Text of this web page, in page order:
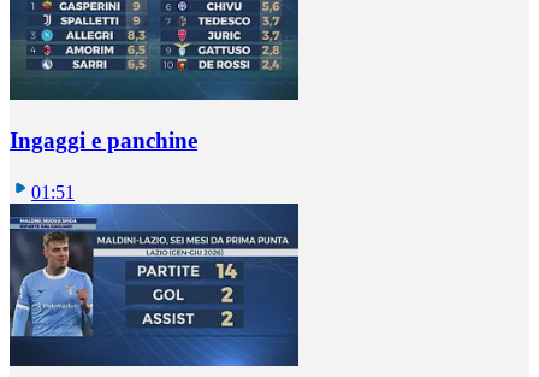
Ingaggi e panchine
01:51